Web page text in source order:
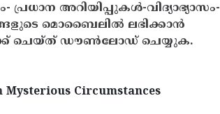
അറിയിപ്പുകൾ-വിദ്യാഭ്യാസം-
മൊബൈലിൽ ലഭിക്കാൻ
ചെയ്ത് ഡൗൺലോഡ് ചെയ്യുക.
Mysterious Circumstances